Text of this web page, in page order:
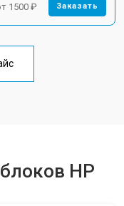
1500 ₽ Заказать
HP